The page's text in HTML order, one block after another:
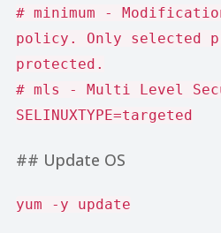
# minimum -
policy. Only selected
protected.
# mls - Multi Level
SELINUXTYPE=targeted
## Update OS
yum -y update